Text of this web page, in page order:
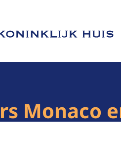
Koninklijk Huis
Monaco